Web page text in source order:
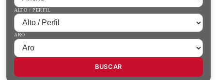
ALTO / PERFIL
ARO
BUSCAR